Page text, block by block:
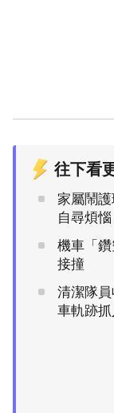
往下看
家屬鬧
自尋煩惱
機車「
接撞
清潔隊
車軌跡抓